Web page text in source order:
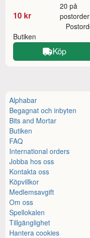
10 kr
20 på
postorder
Butiken
Köp
Alphabar
Begagnat och inbyten
Bits and Mortar
Butiken
FAQ
International orders
Jobba hos oss
Kontakta oss
Köpvillkor
Medlemsavgift
Om oss
Spellokalen
Tillgänglighet
Hantera cookies